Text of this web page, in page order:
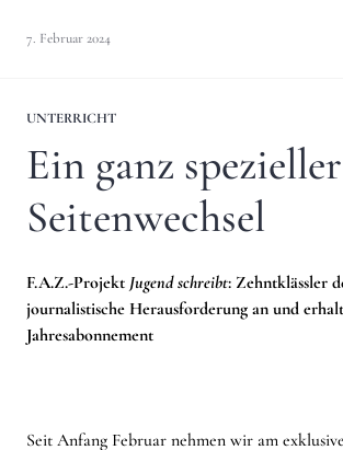
7. Februar 2024
UNTERRICHT
Ein ganz spezieller
Seitenwechsel
F.A.Z.-Projekt Jugend schreibt: Zehntklässler
journalistische Herausforderung an und
Jahresabonnement
Seit Anfang Februar nehmen wir am